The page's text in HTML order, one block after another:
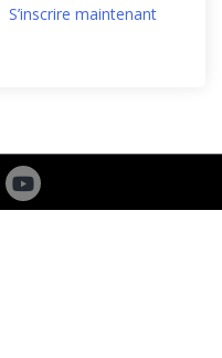
S’inscrire maintenant